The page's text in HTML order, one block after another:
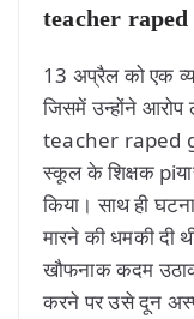
teacher
13 अप्रैल को एक
जिसमें उन्होंने
teacher raped
स्कूल के शिक्षक
किया। साथ ही
मारने की धमकी दी
खौफनाक कदम
करने पर उसे दून